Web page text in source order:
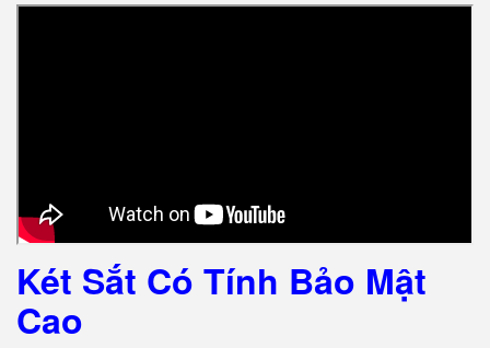
Két Sắt Có Tính Bảo Mật
Cao